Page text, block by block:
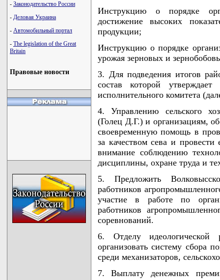
- Законодательство России
- Деловая Украина
- Автомобильный портал
- The legislation of the Great
Britain
Правовые новости
Инструкцию о порядке
достижение высоких
продукции;
Инструкцию о порядке
урожая зерновых и
3. Для подведения итогов
состав которой утверждает
исполнительного комитета
4. Управлению сельского
(Голец Д.Г.) и организациям,
своевременную помощь в
за качеством сева и
внимание соблюдению
дисциплины, охране труда и
5. Предложить
работников
участие в работе по
работников
соревнований.
6. Отделу идеологической
организовать систему сбора
среди механизаторов,
7. Выплату денежных